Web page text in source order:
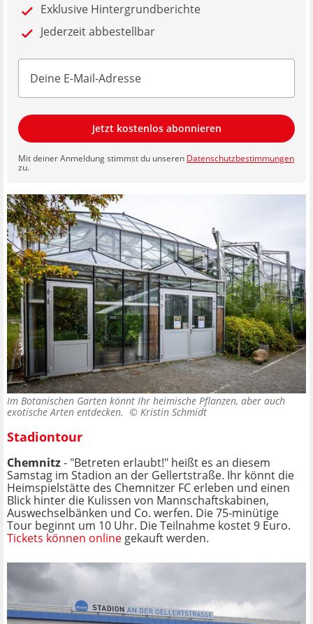
Exklusive Hintergrundberichte
Jederzeit abbestellbar
Jetzt kostenlos abonnieren
Mit deiner Anmeldung stimmst du unseren Datenschutzbestimmungen
zu.
Im Botanischen Garten könnt Ihr heimische Pflanzen, aber auch
exotische Arten entdecken. © Kristin Schmidt
Stadiontour
Chemnitz- "Betreten erlaubt!" heißt es an diesem
Samstag im Stadion an der Gellertstraße. Ihr könnt die
Heimspielstätte des Chemnitzer FC erleben und einen
Blick hinter die Kulissen von Mannschaftskabinen,
Auswechselbänken und Co. werfen. Die 75-minütige
Tour beginnt um 10 Uhr. Die Teilnahme kostet 9 Euro.
Tickets können online gekauft werden.